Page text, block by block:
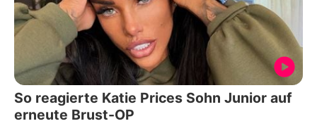
So reagierte Katie Prices Sohn Junior auf
erneute Brust-OP